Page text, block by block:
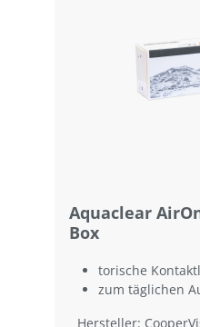
Aquaclear
Box
torische
zum täglichen
Hersteller: